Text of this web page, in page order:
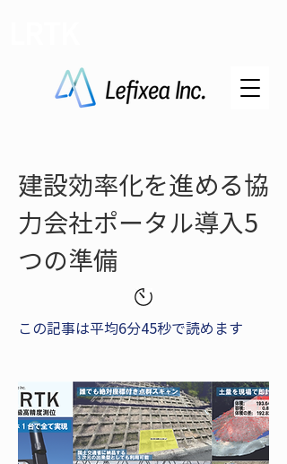
建設効率化を進める協
力会社ポータル導入5
つの準備
この記事は平均6分45秒で読めます